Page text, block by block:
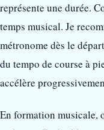
représente une durée.
temps musical. Je
métronome dès le
du tempo de course à
accélère
En formation musicale,